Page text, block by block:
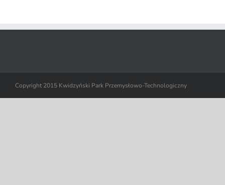
Copyright 2015 Kwidzyński Park Przemysłowo-Technologiczny